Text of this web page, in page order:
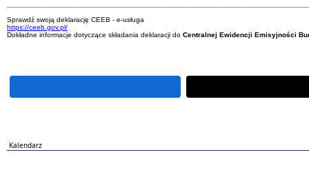
Sprawdź swoją deklarację CEEB - e-usługa
https://ceeb.gov.pl/
Dokładne informacje dotyczące składania deklaracji do Centralnej Ewidencji Emisyjności
Kalendarz